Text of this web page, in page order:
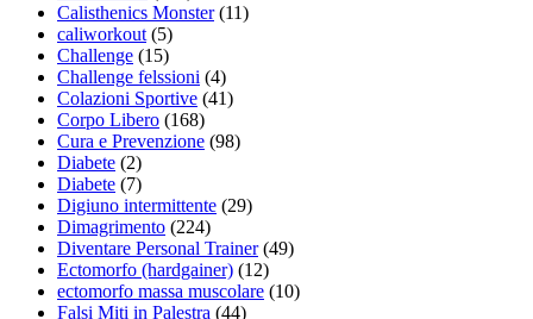
Calisthenics Monster(11)
caliworkout (5)
Challenge (15)
Challenge felssioni (4)
Colazioni Sportive (41)
Corpo Libero (168)
Cura e Prevenzione (98)
Diabete (2)
Diabete (7)
Digiuno intermittente (29)
Dimagrimento (224)
Diventare Personal Trainer(49)
Ectomorfo (hardgainer) (12)
ectomorfo massa muscolare (10)
Falsi Miti in Palestra (44)